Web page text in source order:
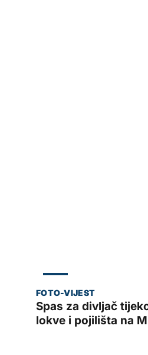
Spas za divljač
lokve i pojilišta na